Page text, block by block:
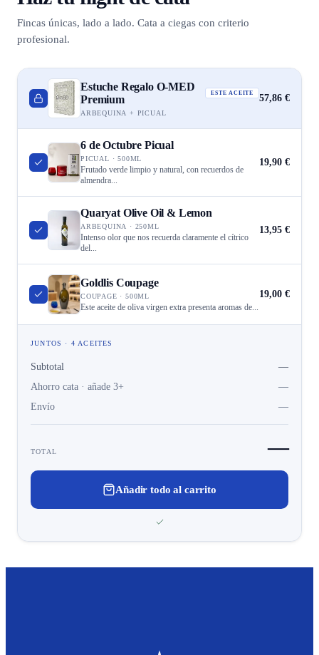
Fincas únicas, lado a lado. Cata a ciegas con criterio
profesional.
Estuche Regalo O-MED
Premium
ESTE ACEITE
ARBEQUINA + PICUAL
57,86 €
6 de Octubre Picual
PICUAL · 500ML
Frutado verde limpio y natural, con recuerdos de
almendra...
19,90 €
Quaryat Olive Oil & Lemon
ARBEQUINA · 250ML
Intenso olor que nos recuerda claramente el cítrico
del...
13,95 €
Goldlis Coupage
COUPAGE · 500ML
Este aceite de oliva virgen extra presenta aromas de...
19,00 €
JUNTOS · 4 ACEITES
Subtotal
—
Ahorro cata · añade 3+
—
Envío
—
TOTAL —
Añadir todo al carrito